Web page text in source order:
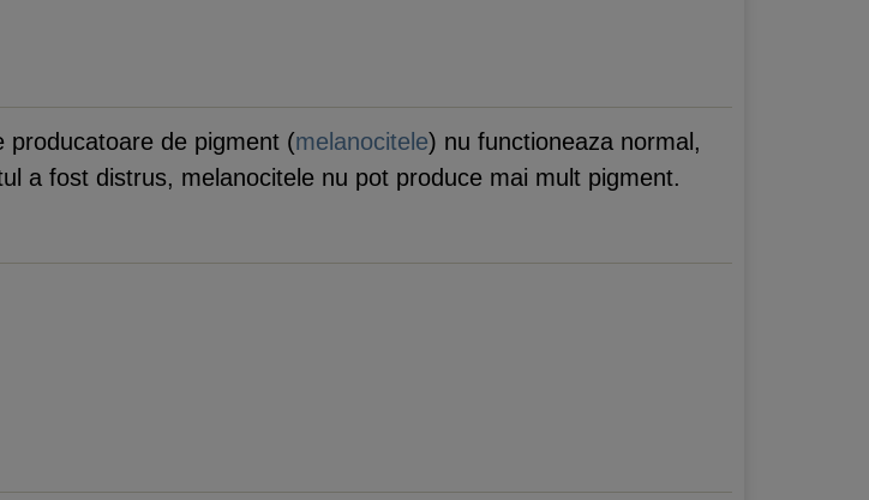
producatoare de pigment (melanocitele) nu functioneaza normal,
a fost distrus, melanocitele nu pot produce mai mult pigment.